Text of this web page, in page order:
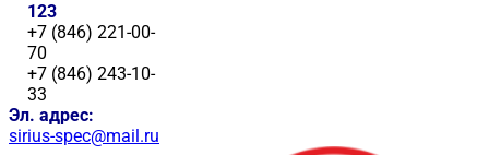
123
+7 (846) 221-00-
70
+7 (846) 243-10-
33
Эл. адрес:
sirius-spec@mail.ru